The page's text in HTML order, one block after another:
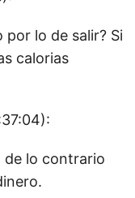
por lo de salir? Si
calorias
de lo contrario